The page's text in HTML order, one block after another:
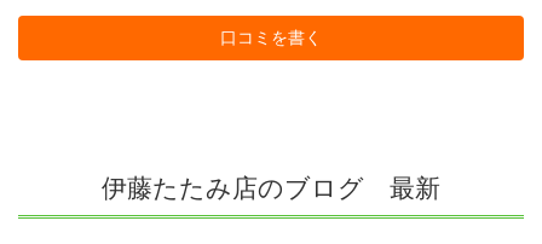
口コミを書く
伊藤たたみ店のブログ 最新